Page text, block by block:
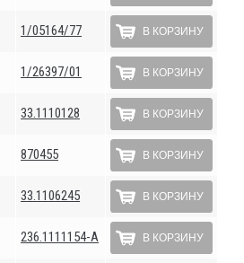
1/05164/77 В КОРЗИНУ
1/26397/01 В КОРЗИНУ
33.1110128 В КОРЗИНУ
870455 В КОРЗИНУ
33.1106245 В КОРЗИНУ
236.1111154-А В КОРЗИНУ